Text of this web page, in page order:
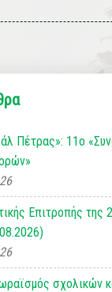
Πέτρας»: 11ο
Επιτροπής της
σχολικών